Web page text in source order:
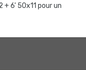
+ 6' 50x11 pour un